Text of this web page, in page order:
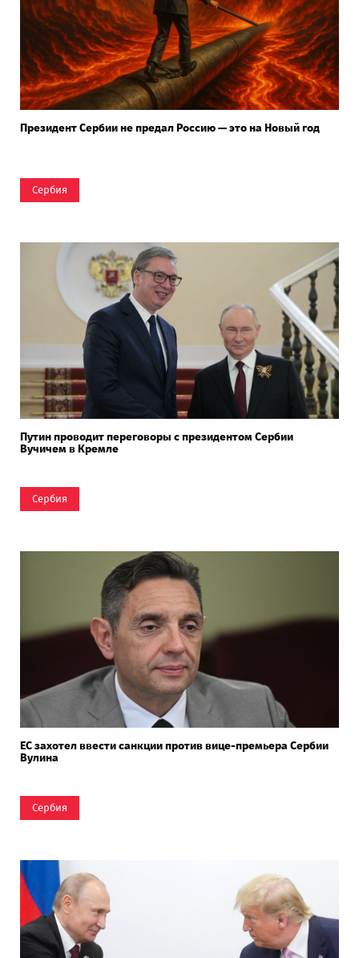
Президент Сербии не предал Россию — это на Новый год
Сербия
Путин проводит переговоры с президентом Сербии
Вучичем в Кремле
Сербия
ЕС захотел ввести санкции против вице-премьера Сербии
Вулина
Сербия